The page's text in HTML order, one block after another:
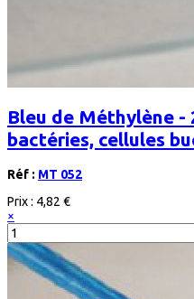
Bleu de Méthylène
bactéries, cellules
Réf : MT 052
Prix : 4,82 €
×